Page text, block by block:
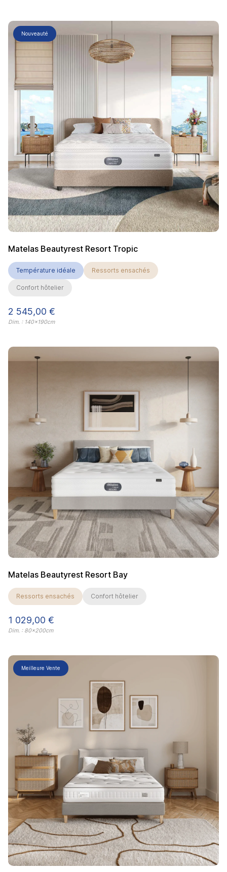
Nouveauté
Matelas Beautyrest Resort Tropic
Température idéale Ressorts ensachés
Confort hôtelier
Prix
2 545,00 €
Dim. : 140x190cm
Matelas Beautyrest Resort Bay
Ressorts ensachés Confort hôtelier
Prix
1 029,00 €
Dim. : 80x200cm
Meilleure Vente